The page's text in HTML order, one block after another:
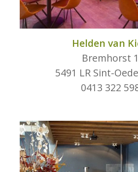
Helden van
Bremhorst 1
5491 LR Sint-
0413 322